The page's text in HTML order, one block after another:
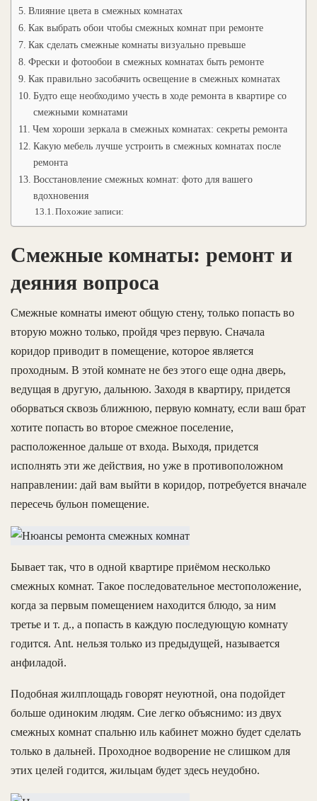
Влияние цвета в смежных комнатах
Как выбрать обои чтобы смежных комнат при ремонте
Как сделать смежные комнаты визуально превыше
Фрески и фотообои в смежных комнатах быть ремонте
Как правильно засобачить освещение в смежных комнатах
Будто еще необходимо учесть в ходе ремонта в квартире со
смежными комнатами
Чем хороши зеркала в смежных комнатах: секреты ремонта
Какую мебель лучше устроить в смежных комнатах после
ремонта
Восстановление смежных комнат: фото для вашего
вдохновения
Похожие записи:
Смежные комнаты: ремонт и
деяния вопроса
Смежные комнаты имеют общую стену, только попасть во
вторую можно только, пройдя чрез первую. Сначала
коридор приводит в помещение, которое является
проходным. В этой комнате не без этого еще одна дверь,
ведущая в другую, дальнюю. Заходя в квартиру, придется
оборваться сквозь ближнюю, первую комнату, если ваш брат
хотите попасть во второе смежное поселение,
расположенное дальше от входа. Выходя, придется
исполнять эти же действия, но уже в противоположном
направлении: дай вам выйти в коридор, потребуется вначале
пересечь бульон помещение.
Бывает так, что в одной квартире приёмом несколько
смежных комнат. Такое последовательное местоположение,
когда за первым помещением находится блюдо, за ним
третье и т. д., а попасть в каждую последующую комнату
годится. Ant. нельзя только из предыдущей, называется
анфиладой.
Подобная жилплощадь говорят неуютной, она подойдет
больше одиноким людям. Сие легко объяснимо: из двух
смежных комнат спальню иль кабинет можно будет сделать
только в дальней. Проходное водворение не слишком для
этих целей годится, жильцам будет здесь неудобно.